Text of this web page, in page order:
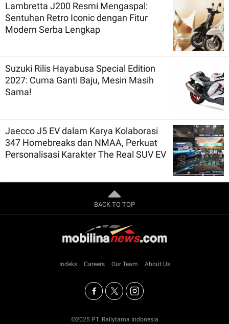
Lambretta J200 Resmi Mengaspal:
Sentuhan Retro Iconic dengan Fitur
Modern Serba Lengkap
Suzuki Rilis Hayabusa Special Edition
2027: Cuma Ganti Baju, Mesin Masih
Sama!
Jaecco J5 EV dalam Karya Kolaborasi
347 Homebreaks dan NMAA, Perkuat
Personalisasi Karakter The Real SUV EV
BACK TO TOP
Indeks Careers Our Team About Us
©2025 PT. Rallytama Indonesia